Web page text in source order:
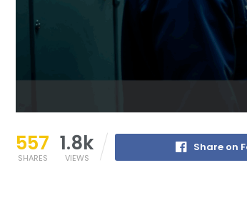
557
SHARES
1.8k
VIEWS
Share on